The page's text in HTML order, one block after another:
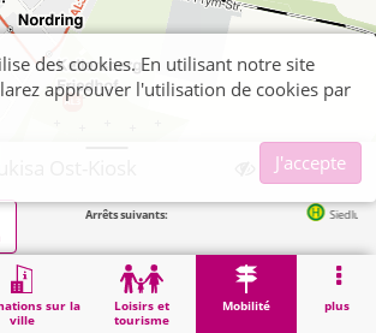
sur la
ville
Loisirs et
tourisme
Mobilité plus
Ost-Kiosk
Arrêts suivants: Siedlung Ost Kirche
de billets Alsdorf, Kolukisa Ost-Kiosk
des cookies. En utilisant notre site
approuver l'utilisation de cookies par
J'accepte